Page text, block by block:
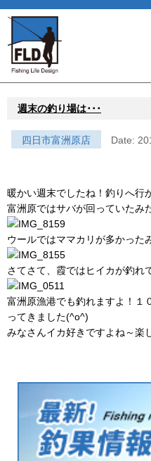
週末の釣り場は･･･
四日市富洲原店 Date:
暖かい週末でしたね！釣りへ行
富洲原ではサバが回っていたみ
ウールではママカリが多かった
さてさて、霞ではヒイカが釣れ
富洲原漁港でも釣れますよ！１
ってきました(^o^)
みなさんイカ好きですよね～楽